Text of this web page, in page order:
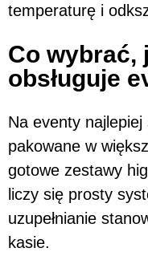
temperaturę i
Co wybrać,
obsługuje
Na eventy
pakowane w
gotowe zestawy
liczy się prosty
uzupełnianie
kasie.